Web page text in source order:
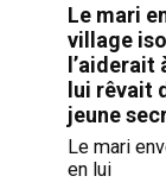
Le mari
village
lui rêvait
jeune
Le mari
en lui